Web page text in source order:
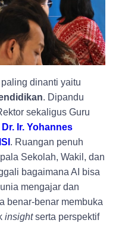
dinanti yaitu
. Dipandu
sekaligus Guru
Dr. Ir. Yohannes
. Ruangan penuh
Sekolah, Wakil, dan
bagaimana AI bisa
mengajar dan
benar-benar membuka
insightserta perspektif